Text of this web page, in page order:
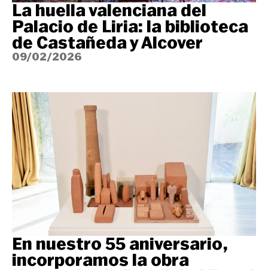
La huella valenciana del
Palacio de Liria: la biblioteca
de Castañeda y Alcover
09/02/2026
En nuestro 55 aniversario,
incorporamos la obra